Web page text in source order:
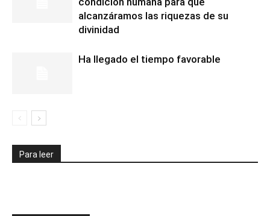
alcanzáramos las riquezas de su
divinidad
Ha llegado el tiempo favorable
Para leer